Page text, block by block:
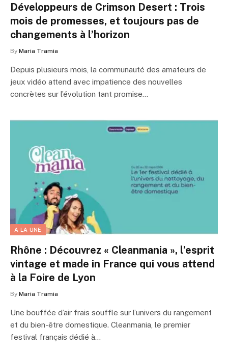
Développeurs de Crimson Desert : Trois
mois de promesses, et toujours pas de
changements à l’horizon
By Maria Tramia
Depuis plusieurs mois, la communauté des amateurs de
jeux vidéo attend avec impatience des nouvelles
concrètes sur l’évolution tant promise…
A LA UNE
Rhône : Découvrez « Cleanmania », l’esprit
vintage et made in France qui vous attend
à la Foire de Lyon
By Maria Tramia
Une bouffée d’air frais souffle sur l’univers du rangement
et du bien-être domestique. Cleanmania, le premier
festival français dédié à…